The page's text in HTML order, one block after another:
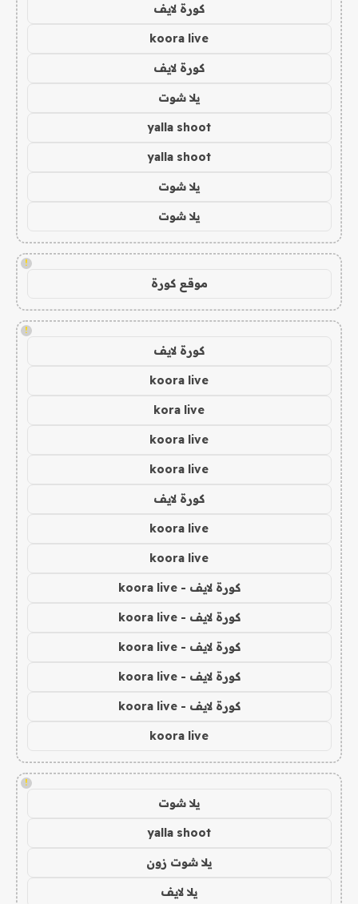
كورة لايف
koora live
كورة لايف
يلا شوت
yalla shoot
yalla shoot
يلا شوت
يلا شوت
!
موقع كورة
!
كورة لايف
koora live
kora live
koora live
koora live
كورة لايف
koora live
koora live
كورة لايف - koora live
كورة لايف - koora live
كورة لايف - koora live
كورة لايف - koora live
كورة لايف - koora live
koora live
!
يلا شوت
yalla shoot
يلا شوت زون
يلا لايف